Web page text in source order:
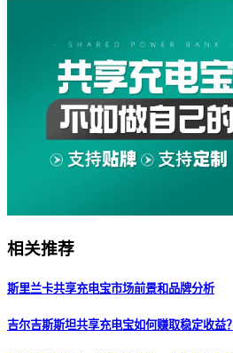
相关推荐
斯里兰卡共享充电宝市场前景和品牌分析
吉尔吉斯斯坦共享充电宝如何赚取稳定收益？